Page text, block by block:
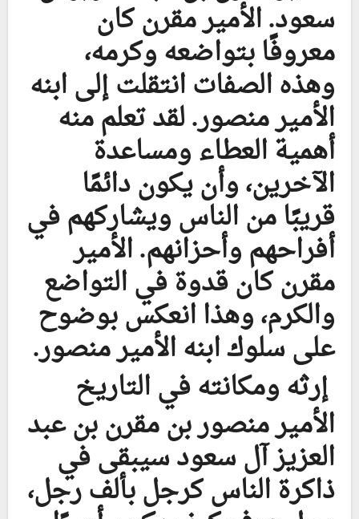
سعود. الأمير مقرن كان
معروفًا بتواضعه وكرمه،
وهذه الصفات انتقلت إلى ابنه
الأمير منصور. لقد تعلم منه
أهمية العطاء ومساعدة
الآخرين، وأن يكون دائمًا
قريبًا من الناس ويشاركهم في
أفراحهم وأحزانهم. الأمير
مقرن كان قدوة في التواضع
والكرم، وهذا انعكس بوضوح
على سلوك ابنه الأمير منصور.
إرثه ومكانته في التاريخ
الأمير منصور بن مقرن بن عبد
العزيز آل سعود سيبقى في
ذاكرة الناس كرجل بألف رجل،